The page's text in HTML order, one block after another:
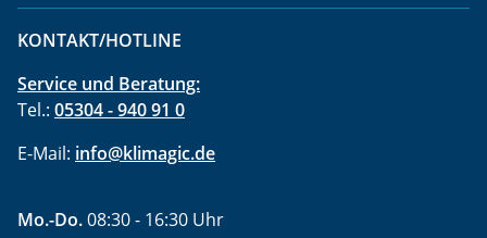
KONTAKT/HOTLINE
Service und Beratung:
Tel.: 05304 - 940 91 0
E-Mail: info@klimagic.de
Mo.-Do.08:30 - 16:30 Uhr